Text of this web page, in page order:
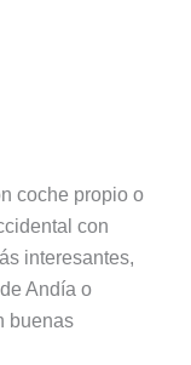
coche propio o
con
interesantes,
Andía o
buenas